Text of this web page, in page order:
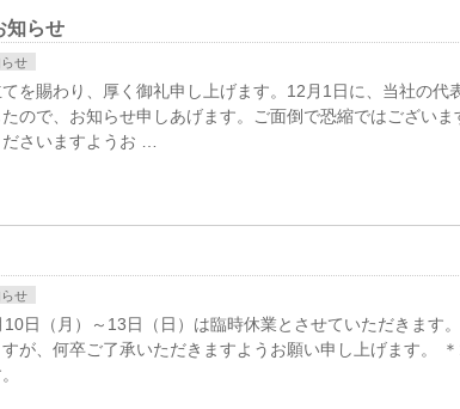
知らせ
せ
を賜わり、厚く御礼申し上げます。12月1日に、当社の代
ので、お知らせ申しあげます。ご面倒で恐縮ではござい
さいますようお …
せ
日（月）～13日（日）は臨時休業とさせていただきます
が、何卒ご了承いただきますようお願い申し上げます。